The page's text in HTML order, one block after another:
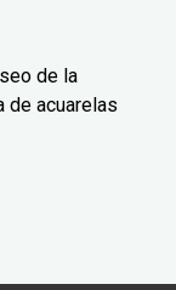
de la
de acuarelas